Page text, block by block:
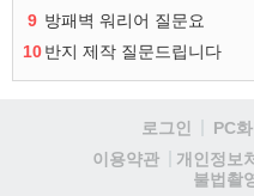
9 방패벽 워리어 질문요
10반지 제작 질문드립니다
로그인 PC화
이용약관
개인정보
불법촬